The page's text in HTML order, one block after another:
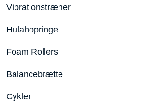
Vibrationstræner
Hulahopringe
Foam Rollers
Balancebrætte
Cykler